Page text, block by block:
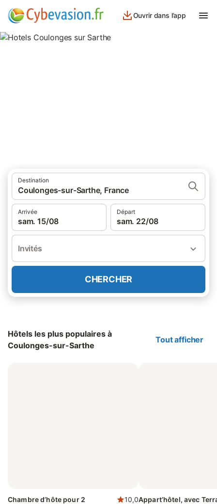
Ouvrir dans l’app
Destination
Coulonges-sur-Sarthe, France
Arrivée
sam. 15/08
Départ
sam. 22/08
Invités
CHERCHER
Hôtels les plus populaires à
Coulonges-sur-Sarthe
Tout afficher
Chambre d’hôte pour 2
10,0Appart’hôtel, avec